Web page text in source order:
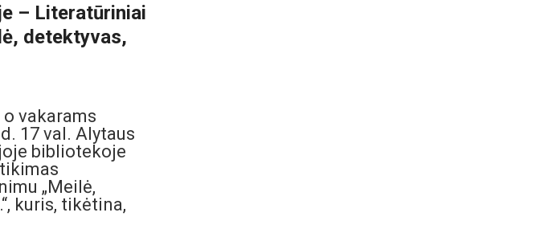
– Literatūriniai
detektyvas,
vakarams
17 val. Alytaus
bibliotekoje
„Meilė,
kuris, tikėtina,